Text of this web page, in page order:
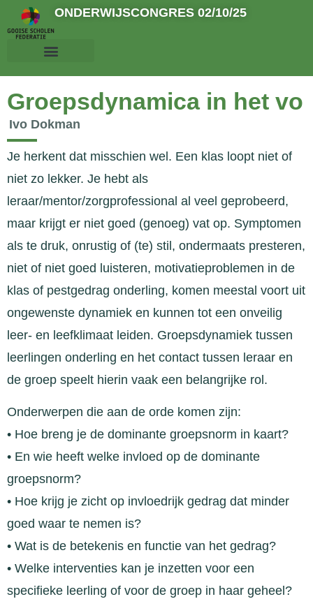
ONDERWIJSCONGRES 02/10/25
Groepsdynamica in het vo
Ivo Dokman
Je herkent dat misschien wel. Een klas loopt niet of
niet zo lekker. Je hebt als
leraar/mentor/zorgprofessional al veel geprobeerd,
maar krijgt er niet goed (genoeg) vat op. Symptomen
als te druk, onrustig of (te) stil, ondermaats presteren,
niet of niet goed luisteren, motivatieproblemen in de
klas of pestgedrag onderling, komen meestal voort uit
ongewenste dynamiek en kunnen tot een onveilig
leer- en leefklimaat leiden. Groepsdynamiek tussen
leerlingen onderling en het contact tussen leraar en
de groep speelt hierin vaak een belangrijke rol.
Onderwerpen die aan de orde komen zijn:
• Hoe breng je de dominante groepsnorm in kaart?
• En wie heeft welke invloed op de dominante
groepsnorm?
• Hoe krijg je zicht op invloedrijk gedrag dat minder
goed waar te nemen is?
• Wat is de betekenis en functie van het gedrag?
• Welke interventies kan je inzetten voor een
specifieke leerling of voor de groep in haar geheel?